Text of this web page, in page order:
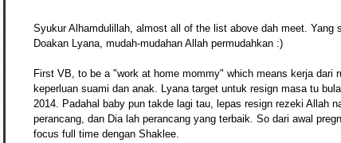
Syukur Alhamdulillah, almost all of the list above dah meet.
Doakan Lyana, mudah-mudahan Allah permudahkan :)
First VB, to be a "work at home mommy" which means kerja dari
keperluan suami dan anak. Lyana target untuk resign masa tu
2014. Padahal baby pun takde lagi tau, lepas resign rezeki Allah
perancang, dan Dia lah perancang yang terbaik. So dari awal
focus full time dengan Shaklee.